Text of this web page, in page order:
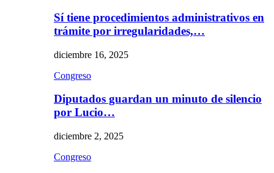
Sí tiene procedimientos administrativos en
trámite por irregularidades,…
diciembre 16, 2025
Congreso
Diputados guardan un minuto de silencio
por Lucio…
diciembre 2, 2025
Congreso